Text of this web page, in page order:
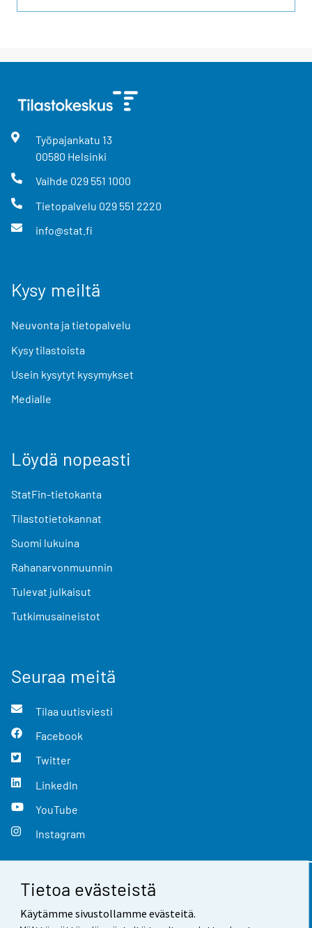
Tietoa evästeistä
Käytämme sivustollamme evästeitä.
Työpajankatu 13
00580 Helsinki
Vaihde 029 551 1000
Tietopalvelu 029 551 2220
info@stat.fi
Kysy meiltä
Neuvonta ja tietopalvelu
Kysy tilastoista
Usein kysytyt kysymykset
Medialle
Löydä nopeasti
StatFin-tietokanta
Tilastotietokannat
Suomi lukuina
Rahanarvonmuunnin
Tulevat julkaisut
Tutkimusaineistot
Seuraa meitä
Tilaa uutisviesti
Facebook
Twitter
LinkedIn
YouTube
Instagram
Yhteystiedot
Palaute